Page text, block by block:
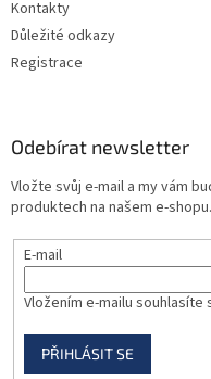
Kontakty
Důležité odkazy
Registrace
Odebírat newsletter
Vložte svůj e-mail a my vám
produktech na našem e-shopu.
E-mail
Vložením e-mailu souhlasíte
PŘIHLÁSIT SE